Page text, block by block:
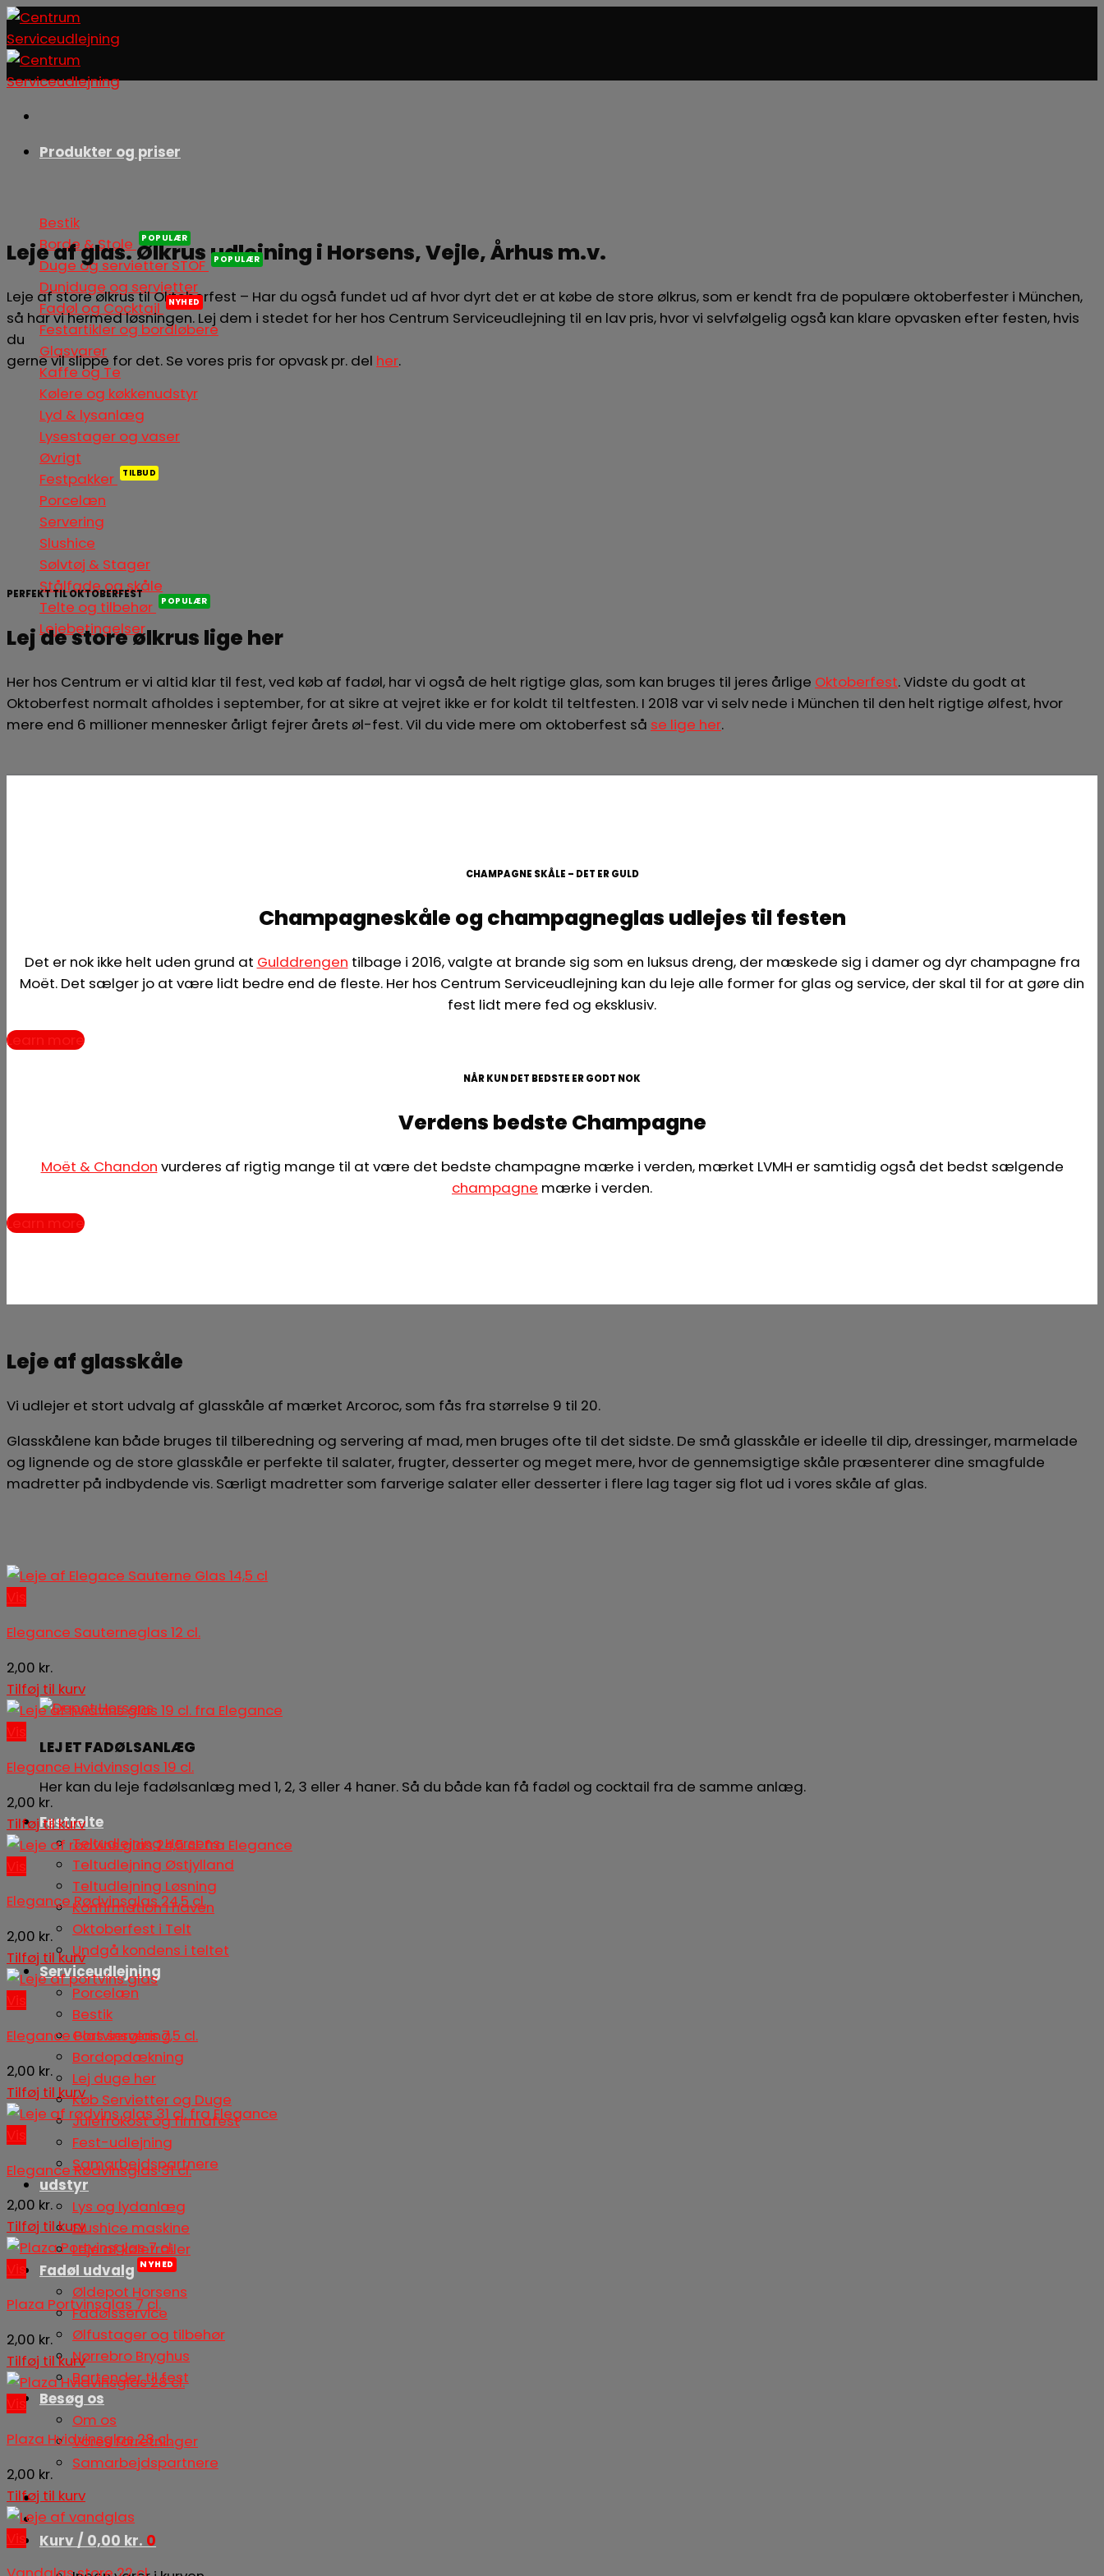
Skip
to
content
Produkter og priser
Bestik
Borde & Stole
Duge og servietter STOF
Duniduge og servietter
Fadøl og Cocktail
Festartikler og bordløbere
Glasvarer
Kaffe og Te
Kølere og køkkenudstyr
Lyd & lysanlæg
Lysestager og vaser
Øvrigt
Festpakker
Porcelæn
Servering
Slushice
Sølvtøj & Stager
Stålfade og skåle
Telte og tilbehør
Lejebetingelser
LEJ ET FADØLSANLÆG
Her kan du leje fadølsanlæg med 1, 2, 3 eller 4 haner. Så du både kan få fadøl og cocktail fra de samme anlæg.
Festtelte
Teltudlejning Horsens
Teltudlejning Østjylland
Teltudlejning Løsning
Konfirmation i haven
Oktoberfest i Telt
Undgå kondens i teltet
Serviceudlejning
Porcelæn
Bestik
Glas servering
Bordopdækning
Lej duge her
Køb Servietter og Duge
Julefrokost og firmafest
Fest-udlejning
Samarbejdspartnere
udstyr
Lys og lydanlæg
Slushice maskine
Leje af køletrailer
Fadøl udvalg
Øldepot Horsens
Fadølsservice
Ølfustager og tilbehør
Nørrebro Bryghus
Bartender til fest
Besøg os
Om os
Vores forretninger
Samarbejdspartnere
Kurv / 0,00 kr. 0
Leje af glas. Ølkrus udlejning i Horsens, Vejle, Århus m.v.
Leje af store ølkrus til Oktoberfest – Har du også fundet ud af hvor dyrt det er at købe de store ølkrus, som er kendt fra de populære oktoberfester i München,
så har vi hermed løsningen. Lej dem i stedet for her hos Centrum Serviceudlejning til en lav pris, hvor vi selvfølgelig også kan klare opvasken efter festen, hvis
du
gerne vil slippe for det. Se vores pris for opvask pr. del her.
PERFEKT TIL OKTOBERFEST
Lej de store ølkrus lige her
Her hos Centrum er vi altid klar til fest, ved køb af fadøl, har vi også de helt rigtige glas, som kan bruges til jeres årlige Oktoberfest. Vidste du godt at
Oktoberfest normalt afholdes i september, for at sikre at vejret ikke er for koldt til teltfesten. I 2018 var vi selv nede i München til den helt rigtige ølfest, hvor
mere end 6 millioner mennesker årligt fejrer årets øl-fest. Vil du vide mere om oktoberfest så se lige her.
CHAMPAGNE SKÅLE – DET ER GULD
Champagneskåle og champagneglas udlejes til festen
Det er nok ikke helt uden grund at Gulddrengen tilbage i 2016, valgte at brande sig som en luksus dreng, der mæskede sig i damer og dyr champagne fra
Moët. Det sælger jo at være lidt bedre end de fleste. Her hos Centrum Serviceudlejning kan du leje alle former for glas og service, der skal til for at gøre din
fest lidt mere fed og eksklusiv.
Learn more
NÅR KUN DET BEDSTE ER GODT NOK
Verdens bedste Champagne
Moët & Chandon vurderes af rigtig mange til at være det bedste champagne mærke i verden, mærket LVMH er samtidig også det bedst sælgende
champagne mærke i verden.
Learn more
Leje af glasskåle
Vi udlejer et stort udvalg af glasskåle af mærket Arcoroc, som fås fra størrelse 9 til 20.
Glasskålene kan både bruges til tilberedning og servering af mad, men bruges ofte til det sidste. De små glasskåle er ideelle til dip, dressinger, marmelade
og lignende og de store glasskåle er perfekte til salater, frugter, desserter og meget mere, hvor de gennemsigtige skåle præsenterer dine smagfulde
madretter på indbydende vis. Særligt madretter som farverige salater eller desserter i flere lag tager sig flot ud i vores skåle af glas.
Elegance Sauterneglas 12 cl.
2,00 kr.
Tilføj til kurv
Elegance Hvidvinsglas 19 cl.
2,00 kr.
Tilføj til kurv
Elegance Rødvinsglas 24,5 cl.
2,00 kr.
Tilføj til kurv
Elegance Portvinsglas 7,5 cl.
2,00 kr.
Tilføj til kurv
Elegance Rødvinsglas 31 cl.
2,00 kr.
Tilføj til kurv
Plaza Portvinsglas 7 cl.
2,00 kr.
Tilføj til kurv
Plaza Hvidvinsglas 28 cl.
2,00 kr.
Tilføj til kurv